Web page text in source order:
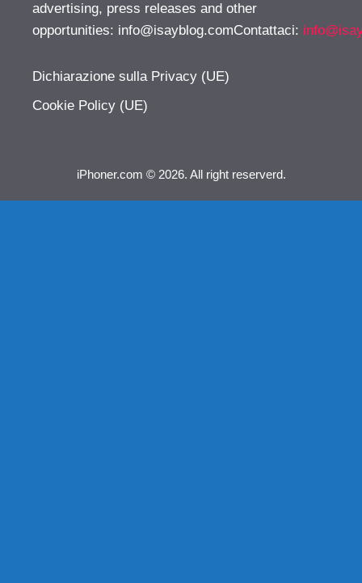
advertising, press releases and other
opportunities: info@isayblog.comContattaci:
Dichiarazione sulla Privacy (UE)
Cookie Policy (UE)
iPhoner.com © 2026. All right reserverd.